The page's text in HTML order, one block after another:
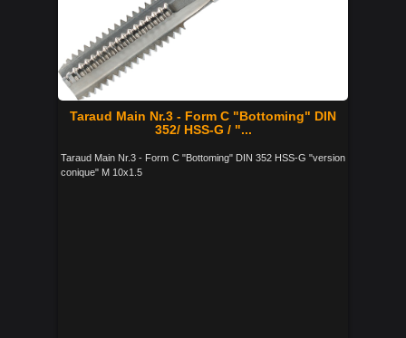
Taraud Main Nr.3 - Form C "Bottoming" DIN
352/ HSS-G / "...
Taraud Main Nr.3 - Form C "Bottoming" DIN 352 HSS-G "version
conique" M 10x1.5